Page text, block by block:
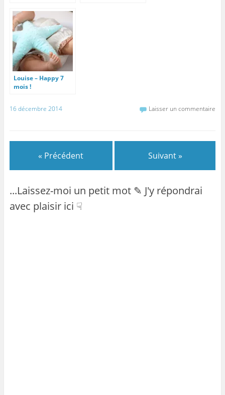
Louise – Happy 7
mois !
16 décembre 2014 Laisser un commentaire
« Précédent Suivant »
...Laissez-moi un petit mot ✎ J'y répondrai
avec plaisir ici ☟